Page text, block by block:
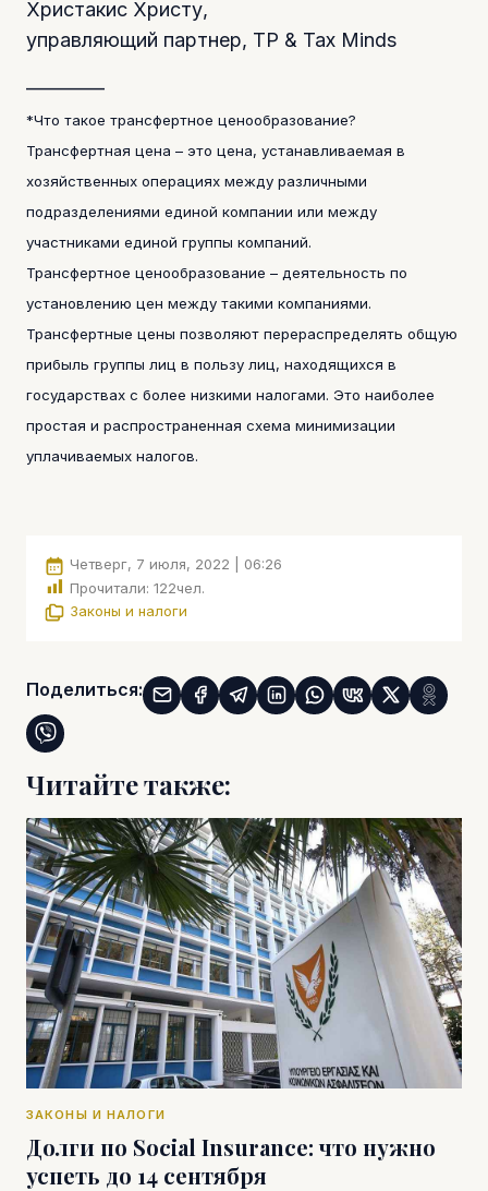
Христакис Христу,
управляющий партнер, TP & Tax Minds
————
*Что такое трансфертное ценообразование?
Трансфертная цена – это цена, устанавливаемая в
хозяйственных операциях между различными
подразделениями единой компании или между
участниками единой группы компаний.
Трансфертное ценообразование – деятельность по
установлению цен между такими компаниями.
Трансфертные цены позволяют перераспределять общую
прибыль группы лиц в пользу лиц, находящихся в
государствах с более низкими налогами. Это наиболее
простая и распространенная схема минимизации
уплачиваемых налогов.
Четверг, 7 июля, 2022 | 06:26
Прочитали: 122чел.
Законы и налоги
Поделиться:
Читайте также:
ЗАКОНЫ И НАЛОГИ
Долги по Social Insurance: что нужно
успеть до 14 сентября